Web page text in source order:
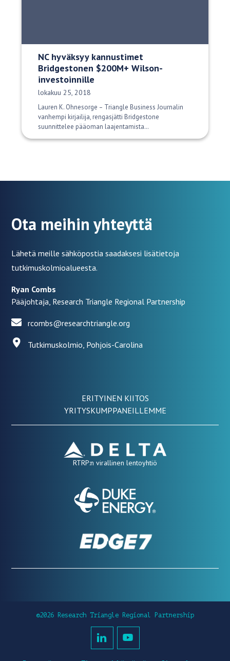
NC hyväksyy kannustimet
Bridgestonen $200M+ Wilson-
investoinnille
Julkaisupäivä:
lokakuu 25, 2018
Lauren K. Ohnesorge – Triangle Business Journalin
vanhempi kirjailija, rengasjätti Bridgestone
suunnittelee pääoman laajentamista…
Ota meihin yhteyttä
Lähetä meille sähköpostia saadaksesi lisätietoja
tutkimuskolmioalueesta.
Ryan Combs
Pääjohtaja, Research Triangle Regional Partnership
rcombs@researchtriangle.org
Tutkimuskolmio, Pohjois-Carolina
ERITYINEN KIITOS
YRITYSKUMPPANEILLEMME
RTRP:n virallinen lentoyhtiö
©2026 Research Triangle Regional Partnership